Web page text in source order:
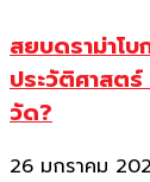
สยบดราม่าโ
ประวัติศาสต
วัด?
26 มกราคม